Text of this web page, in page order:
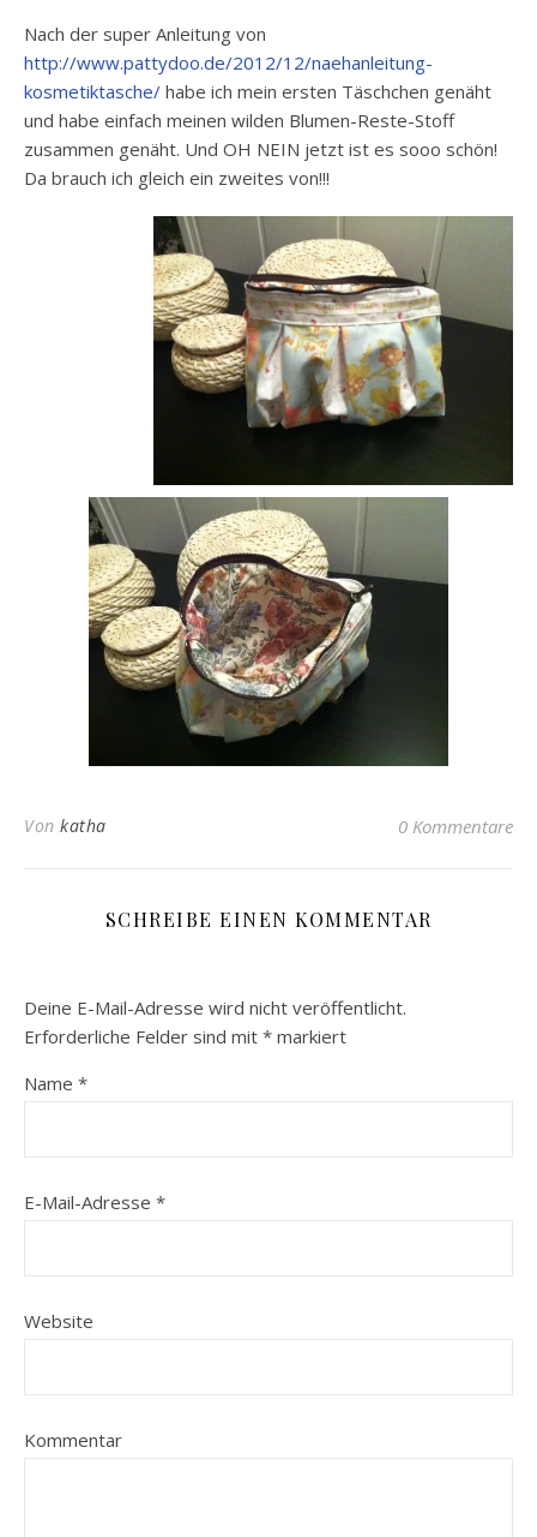
Nach der super Anleitung von
http://www.pattydoo.de/2012/12/naehanleitung-
kosmetiktasche/ habe ich mein ersten Täschchen genäht
und habe einfach meinen wilden Blumen-Reste-Stoff
zusammen genäht. Und OH NEIN jetzt ist es sooo schön!
Da brauch ich gleich ein zweites von!!!
Von katha 0 Kommentare
SCHREIBE EINEN KOMMENTAR
Deine E-Mail-Adresse wird nicht veröffentlicht.
Erforderliche Felder sind mit * markiert
Name *
E-Mail-Adresse *
Website
Kommentar